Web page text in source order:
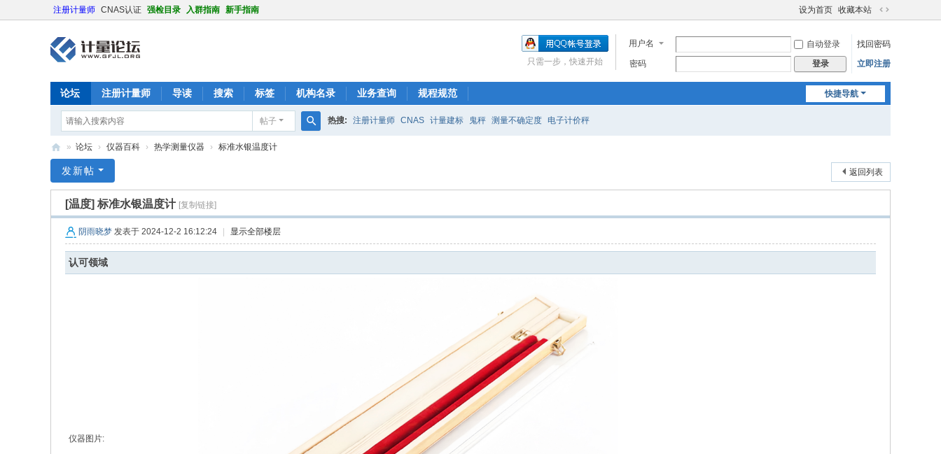
注册计量师 CNAS认证 强检目录 入群指南 新手指南 设为首页 收藏本站
切
到
宽
用户名 自动登录
找回密码
密码
登录 立即注册
只需一步，快速开始
快捷导航
论坛 注册计量师 导读 搜索 标签 机构名录 业务查询 规程规范
帖子 热搜: 注册计量师 CNAS 计量建标 鬼秤 测量不确定度 电子计价秤
量
» 论坛 › 仪器百科 › 热学测量仪器 › 标准水银温度计
返回列表
发新帖
[温度] 标准水银温度计 [复制链接]
阴雨晓梦 发表于 2024-12-2 16:12:24 显示全部楼层
认可领域
仪器图片: